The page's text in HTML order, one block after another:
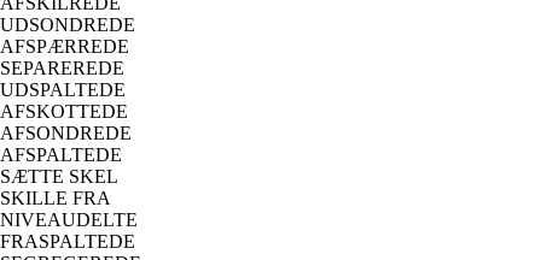
UDSONDREDE
AFSPÆRREDE
SEPAREREDE
UDSPALTEDE
AFSKOTTEDE
AFSONDREDE
AFSPALTEDE
SÆTTE SKEL
SKILLE FRA
NIVEAUDELTE
FRASPALTEDE